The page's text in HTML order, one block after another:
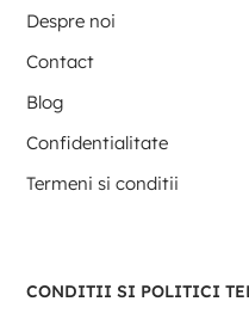
Despre noi
Contact
Blog
Confidentialitate
Termeni si conditii
CONDITII SI POLITICI